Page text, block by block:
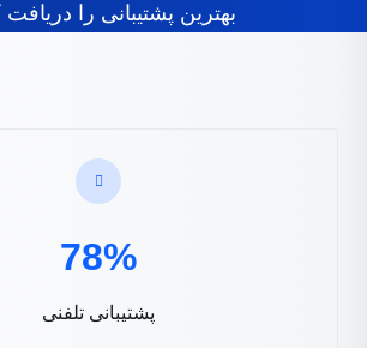
بهترین پشتیبانی را دریافت
78%
پشتیبانی تلفنی